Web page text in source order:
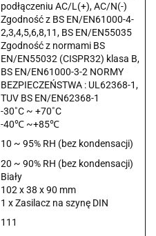
podłączeniu AC/L(+), AC/N(-)
Zgodność z BS EN/EN61000-4-
2,3,4,5,6,8,11, BS EN/EN55035
Zgodność z normami BS
EN/EN55032 (CISPR32) klasa B,
BS EN/EN61000-3-2 NORMY
BEZPIECZEŃSTWA : UL62368-1,
TUV BS EN/EN62368-1
-30˚C ~ +70˚C
-40℃ ~+85℃
10 ~ 95% RH (bez kondensacji)
20 ~ 90% RH (bez kondensacji)
Biały
102 x 38 x 90 mm
1 x Zasilacz na szynę DIN
111